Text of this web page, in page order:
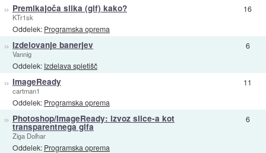
» Premikajoča slika (gif) kako?
KTr1sk
Oddelek: Programska oprema
16
» Izdelovanje banerjev
Vannig
Oddelek: Izdelava spletišč
6
» ImageReady
cartman1
Oddelek: Programska oprema
11
» Photoshop/ImageReady: izvoz slice-a kot
transparentnega gifa
Ziga Dolhar
Oddelek: Programska oprema
6